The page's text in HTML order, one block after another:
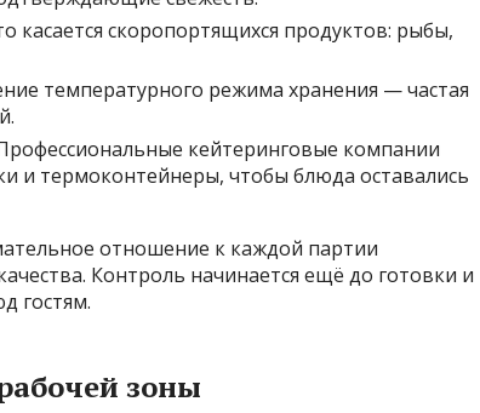
касается скоропортящихся продуктов: рыбы,
температурного режима хранения — частая
кейтеринговые компании
и термоконтейнеры, чтобы блюда оставались
отношение к каждой партии
Контроль начинается ещё до готовки и
гостям.
зоны